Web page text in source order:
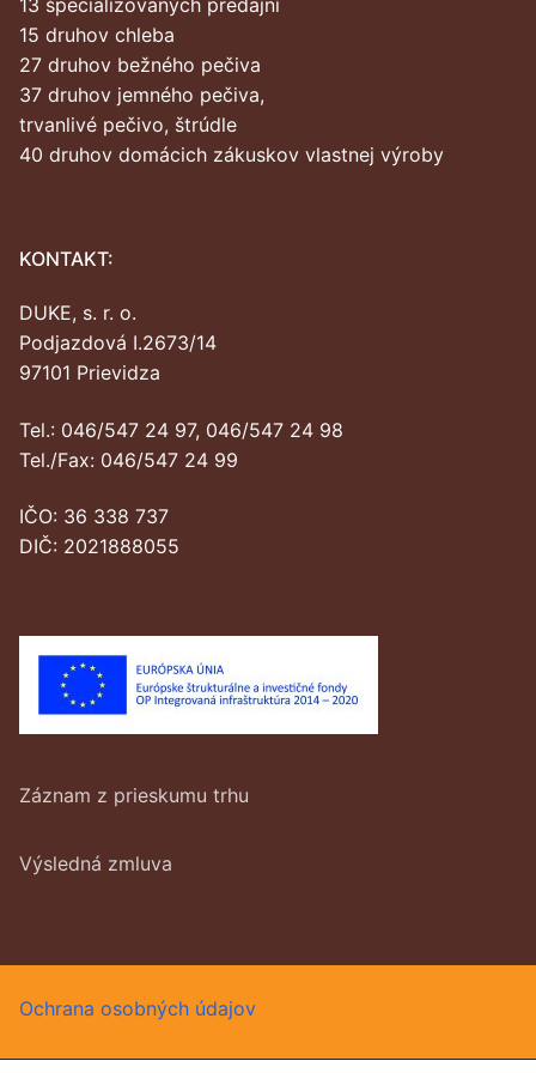
15 druhov chleba
27 druhov bežného pečiva
37 druhov jemného pečiva,
trvanlivé pečivo, štrúdle
40 druhov domácich zákuskov vlastnej výroby
KONTAKT:
DUKE, s. r. o.
Podjazdová I.2673/14
97101 Prievidza
Tel.: 046/547 24 97, 046/547 24 98
Tel./Fax: 046/547 24 99
IČO: 36 338 737
DIČ: 2021888055
Záznam z prieskumu trhu
Výsledná zmluva
Ochrana osobných údajov